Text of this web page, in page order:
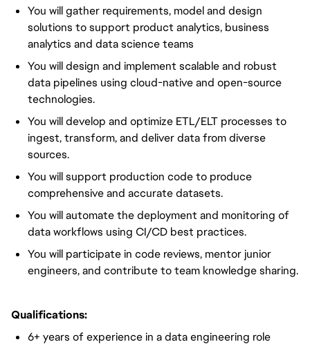
You willgather requirements, model and design
solutions to support product analytics, business
analytics and data science teams
You willdesign and implement scalable and robust
data pipelines using cloud-native and open-source
technologies.
You willdevelop and optimize ETL/ELT processes to
ingest, transform, and deliverdata from diverse
sources.
You willsupport production code to produce
comprehensive and accurate datasets.
You willautomate the deployment and monitoring of
data workflows using CI/CD best practices.
You will participate in code reviews, mentor junior
engineers, and contribute to team knowledge sharing.
Qualifications:
6+ years of experiencein a data engineering role